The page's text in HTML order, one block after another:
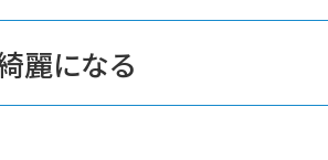
麗になる